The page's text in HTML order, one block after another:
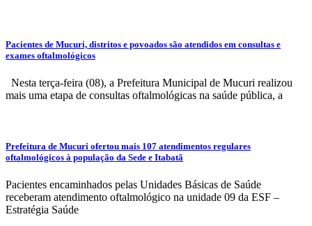
Pacientes de Mucuri, distritos e povoados são atendidos em consultas e
exames oftalmológicos
Nesta terça-feira (08), a Prefeitura Municipal de Mucuri realizou
mais uma etapa de consultas oftalmológicas na saúde pública, a
Prefeitura de Mucuri ofertou mais 107 atendimentos regulares
oftalmológicos à população da Sede e Itabatã
Pacientes encaminhados pelas Unidades Básicas de Saúde
receberam atendimento oftalmológico na unidade 09 da ESF –
Estratégia Saúde